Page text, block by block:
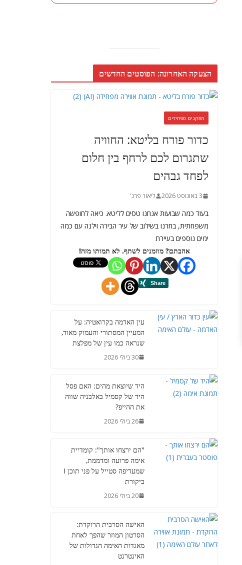
הצעקה האחרונה: הפוסטים החדשים
מתקנים מפחידים
כדור פורח בליטא: החוויה
שתגרום לכם לרחף בין חלום
לפחד גבהים
3 באוגוסט 2026 ליאור פרג'
בעוד כמה שבועות אנחנו טסים לליטא. כיאה לחופשה
משפחתית, בחרנו בשילוב של עיר הבירה וילנה עם כמה
ימים נוספים בעיירת
אהבתם? מוזמנים לשתף. לא תמותו מזה!
עין האדמה בקרואטיה: על
המעיין המסתורי והעמוק מאוד,
שנראה כמו עין של מפלצת
30 ביולי 2026
היד שיוצאת מהים: האם פסל
היד של קסמיל באלבניה שווה
את ההייפ?
26 ביולי 2026
"הם ירצחו אותך": קומדיית
אימה פרועה ומדממת,
שמעדיפה סטייל על פני תוכן I
ביקורת
20 ביולי 2026
האישה הסרבית הרוקדת:
הסרטון המוזר שהפך לאחת
מאגדות האימה הגדולות של
האינטרנט